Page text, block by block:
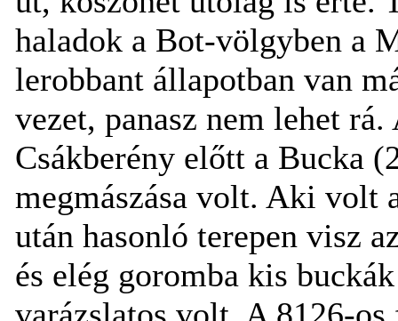
haladok a Bot-völgyben a
lerobbant állapotban van
vezet, panasz nem lehet
Csákberény előtt a Bucka
megmászása volt. Aki volt
után hasonló terepen visz
és elég goromba kis